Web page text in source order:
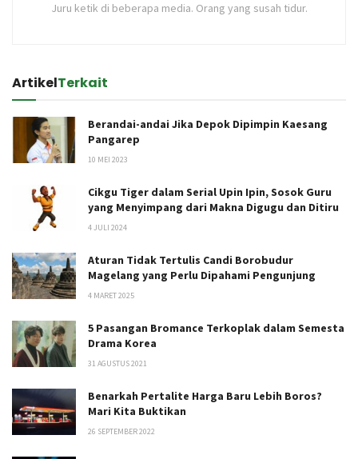
Juru ketik di beberapa media. Orang yang susah tidur.
ArtikelTerkait
Berandai-andai Jika Depok Dipimpin Kaesang
Pangarep
10 MEI 2023
Cikgu Tiger dalam Serial Upin Ipin, Sosok Guru
yang Menyimpang dari Makna Digugu dan Ditiru
4 JULI 2024
Aturan Tidak Tertulis Candi Borobudur
Magelang yang Perlu Dipahami Pengunjung
4 MARET 2025
5 Pasangan Bromance Terkoplak dalam Semesta
Drama Korea
31 AGUSTUS 2021
Benarkah Pertalite Harga Baru Lebih Boros?
Mari Kita Buktikan
26 SEPTEMBER 2022